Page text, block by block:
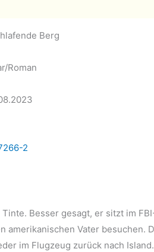
Berg
Roman
2
Besser gesagt, er sitzt im
amerikanischen Vater besuchen.
im Flugzeug zurück nach